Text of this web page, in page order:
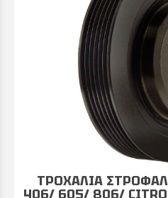
ΤΡΟΧΑΛΙΑ
406/ 605/ 806/